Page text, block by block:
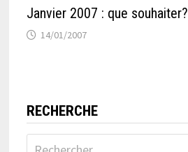
Janvier 2007 : que souhaiter?
14/01/2007
RECHERCHE
Rechercher :